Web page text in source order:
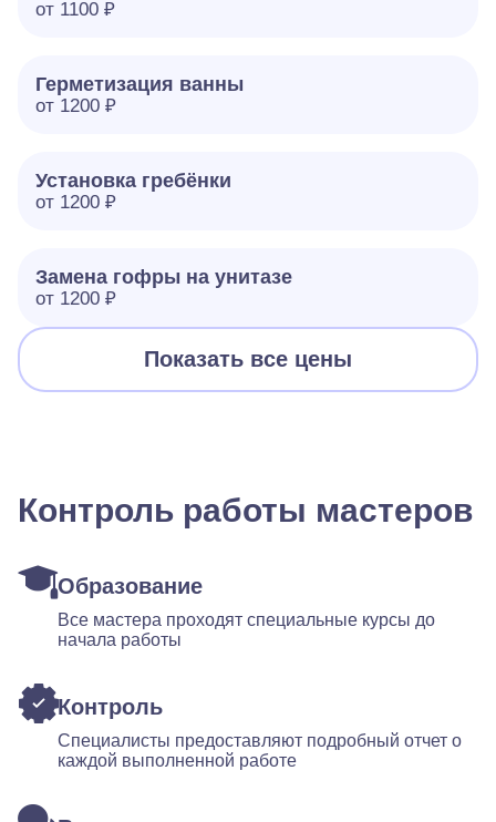
от 1100 ₽
Герметизация ванны
от 1200 ₽
Установка гребёнки
от 1200 ₽
Замена гофры на унитазе
от 1200 ₽
Показать все цены
Контроль работы мастеров
Образование
Все мастера проходят специальные курсы до
начала работы
Контроль
Специалисты предоставляют подробный отчет о
каждой выполненной работе